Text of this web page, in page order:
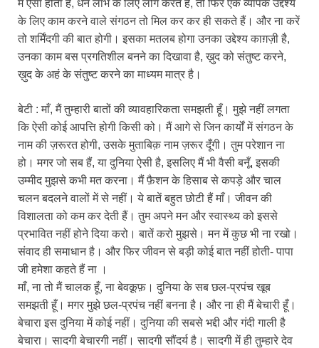
में ऐसा होता है, धन लाभ के लिए लोग करते हैं, तो फिर एक व्यापक उद्देश्य
के लिए काम करने वाले संगठन तो मिल कर कर ही सकते हैं। और ना करें
तो शर्मिंदगी की बात होगी। इसका मतलब होगा उनका उद्देश्य काग़ज़ी है,
उनका काम बस प्रगतिशील बनने का दिखावा है, ख़ुद को संतुष्ट करने,
ख़ुद के अहं के संतुष्ट करने का माध्यम मात्र है।
बेटी : माँ, मैं तुम्हारी बातों की व्यावहारिकता समझती हूँ। मुझे नहीं लगता
कि ऐसी कोई आपत्ति होगी किसी को। मैं आगे से जिन कार्यों में संगठन के
नाम की ज़रूरत होगी, उसके मुताबिक़ नाम ज़रूर दूँगी। तुम परेशान ना
हो। मगर जो सब हैं, या दुनिया ऐसी है, इसलिए मैं भी वैसी बनूँ, इसकी
उम्मीद मुझसे कभी मत करना। मैं फ़ैशन के हिसाब से कपड़े और चाल
चलन बदलने वालों में से नहीं। ये बातें बहुत छोटी हैं माँ। जीवन की
विशालता को कम कर देती हैं। तुम अपने मन और स्वास्थ्य को इससे
प्रभावित नहीं होने दिया करो। बातें करो मुझसे। मन में कुछ भी ना रखो।
संवाद ही समाधान है। और फिर जीवन से बड़ी कोई बात नहीं होती- पापा
जी हमेशा कहते हैं ना ।
माँ, ना तो मैं चालक हूँ, ना बेवक़ूफ़। दुनिया के सब छल-प्रपंच खूब
समझती हूँ। मगर मुझे छल-प्रपंच नहीं बनना है। और ना ही मैं बेचारी हूँ।
बेचारा इस दुनिया में कोई नहीं। दुनिया की सबसे भद्दी और गंदी गाली है
बेचारा। सादगी बेचारगी नहीं। सादगी सौंदर्य है। सादगी में ही तुम्हारे देव